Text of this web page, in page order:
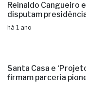
Reinaldo Cangueiro
disputam
há 1 ano
Santa Casa e
firmam parceria